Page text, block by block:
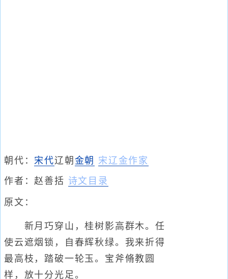
朝代：宋代辽朝 金朝 宋辽金作家
作者： 赵善括 诗文目录
原文：
新月巧穿山，桂树影高群木。任
使云遮烟锁，自春辉秋绿。我来折得
最高枝，踏破一轮玉。宝斧脩教圆
样，放十分光足。